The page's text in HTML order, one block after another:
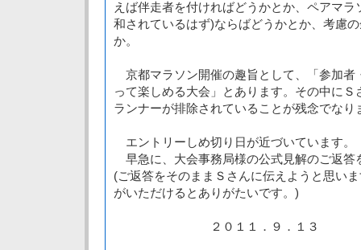
えば伴走者を付ければどうかとか、ペアマ
和されているはず)ならばどうかとか、考慮
か。
京都マラソン開催の趣旨として、「参加者
って楽しめる大会」とあります。その中に
ランナーが排除されていることが残念でなり
エントリーしめ切り日が近づいています。
早急に、大会事務局様の公式見解のご返答
(ご返答をそのままＳさんに伝えようと思い
がいただけるとありがたいです。)
２０１１．９．１３